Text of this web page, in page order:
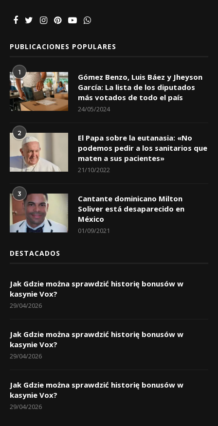
PUBLICACIONES POPULARES
1
Gómez Benzo, Luis Báez y Jheyson
García: La lista de los diputados
más votados de todo el país
24/05/2024
2
El Papa sobre la eutanasia: «No
podemos pedir a los sanitarios que
maten a sus pacientes»
21/10/2022
3
Cantante dominicano Milton
Soliver está desaparecido en
México
01/09/2021
DESTACADOS
Jak Gdzie można sprawdzić historię bonusów w
kasynie Vox?
29/04/2026
Jak Gdzie można sprawdzić historię bonusów w
kasynie Vox?
29/04/2026
Jak Gdzie można sprawdzić historię bonusów w
kasynie Vox?
29/04/2026